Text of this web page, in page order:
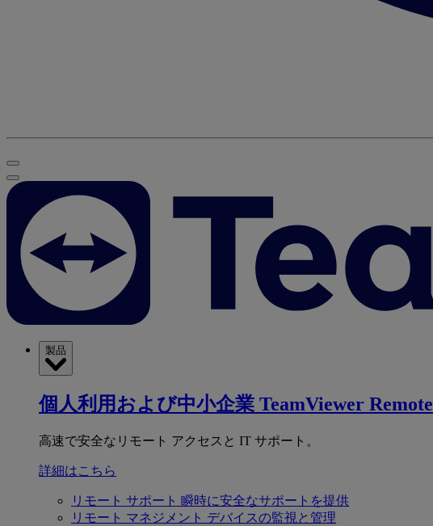
製品
個人利用および中小企業 TeamViewer Remote
高速で安全なリモート アクセスと IT サポート。
詳細はこちら
リモート サポート 瞬時に安全なサポートを提供
リモート マネジメント デバイスの監視と管理